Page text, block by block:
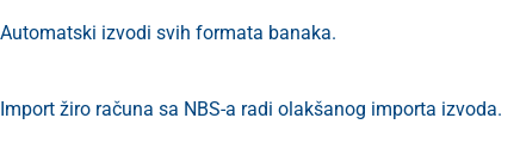
Automatski izvodi svih formata banaka.
Import žiro računa sa NBS-a radi olakšanog importa izvoda.